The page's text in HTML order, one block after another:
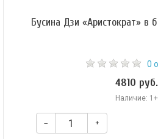
Бусина Дзи «Аристократ» в
0
4810 руб.
Наличие: 1+
– +